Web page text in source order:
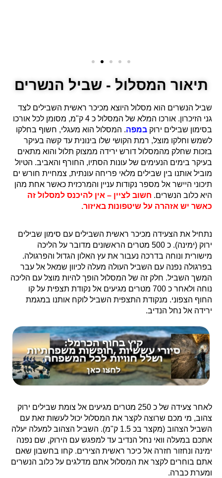
תיאור המסלול - שביל הנשרים
שביל הנשרים הוא מסלול היוצא מכיכר ראשית השבילים לצד
גני הזיכרון. אורכו המלא של המסלול כ 4 ק"מ, מסומן לכל אורכו
בסימון שבילים ירוק במפה. המסלול הוא מעגלי, חשוף בחלקו
לשמש וחלקו מוצל, רמת הקושי שלו בינונית עד קשה בעיקר
בזכות שחלק מהמסלול דורש ירידה ממצוק תלול והוא מתאים
בעיקר בימים הנעימים של עונות הסתיו, החורף והאביב. הטיול
מוביל אותנו בין שבילים מלאי פריחה עונתית, צמחיית חורש ים
תיכוני היישר אל מספר נקודות עניין והמרכזית כאשר אחת מהן
היא כלוב הנשרים. חשוב לציין – אין להיכנס למסלול זה
כאשר יש אזהרה על שיטפונות באיזור.
נתחיל את הצעידה מכיכר ראשית השבילים עם סימון שבילים
ירוק (ימינה). כ 500 מטרים הראשונים מדובר על הליכה
מישורית ונוחה בדרכה נעבור את עץ האלון הגדול והפרגולה.
בפרגולה נפנה עם השביל העולה מעלה לכיוון שמאל אל עבר
המשך השביל. חלק זה של המסלול הופך להיות מוצל עם הליכה
נוחה ולאחר כ 700 מטרים מגיעים אל נקודת תצפית על קו
החוף הצפוני. מנקודת התצפית השביל לוקח אותנו במגמת
ירידה אל נחל הנדיב.
לאחר צעידה של כ 250 מטרים מגיעים אל צומת שבילים ירוק
צהוב, מי מכם שרוצה לקצר את המסלול יכול לעשות זאת עם
השביל הצהוב (מקצר בכ 1.5 ק"מ). השביל הצהוב למעלה יעלה
אתכם במעלה וואי נחל הנדיב עד למפגש עם הירוק, שם נפנה
ימינה ונחזור חזרה אל כיכר ראשית הצירים. קחו בחשבון שאם
אתם בוחרים לקצר את המסלול אתם מדלגים על כלוב הנשרים
ומערת כברה.